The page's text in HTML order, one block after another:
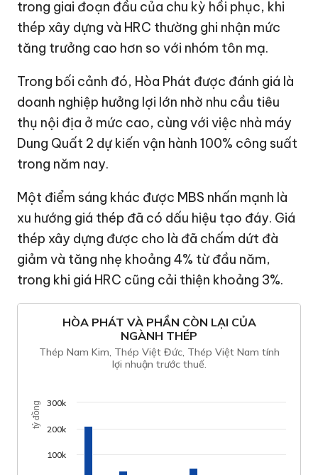
trong giai đoạn đầu của chu kỳ hồi phục, khi
thép xây dựng và HRC thường ghi nhận mức
tăng trưởng cao hơn so với nhóm tôn mạ.
Trong bối cảnh đó, Hòa Phát được đánh giá là
doanh nghiệp hưởng lợi lớn nhờ nhu cầu tiêu
thụ nội địa ở mức cao, cùng với việc nhà máy
Dung Quất 2 dự kiến vận hành 100% công suất
trong năm nay.
Một điểm sáng khác được MBS nhấn mạnh là
xu hướng giá thép đã có dấu hiệu tạo đáy. Giá
thép xây dựng được cho là đã chấm dứt đà
giảm và tăng nhẹ khoảng 4% từ đầu năm,
trong khi giá HRC cũng cải thiện khoảng 3%.
tỷ đồng
HÒA PHÁT VÀ PHẦN CÒN LẠI CỦA
NGÀNH THÉP
Thép Nam Kim, Thép Việt Đức, Thép Việt Nam tính
lợi nhuận trước thuế.
100k
200k
300k